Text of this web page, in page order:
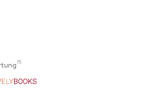
Privatdozent. Er hat es sich zur
zu erklären, und hält Vorträge an
Kongressen. Bei Heyne erschienen
Lüge, Alzheimer ist heilbar
Alzheimer.
15